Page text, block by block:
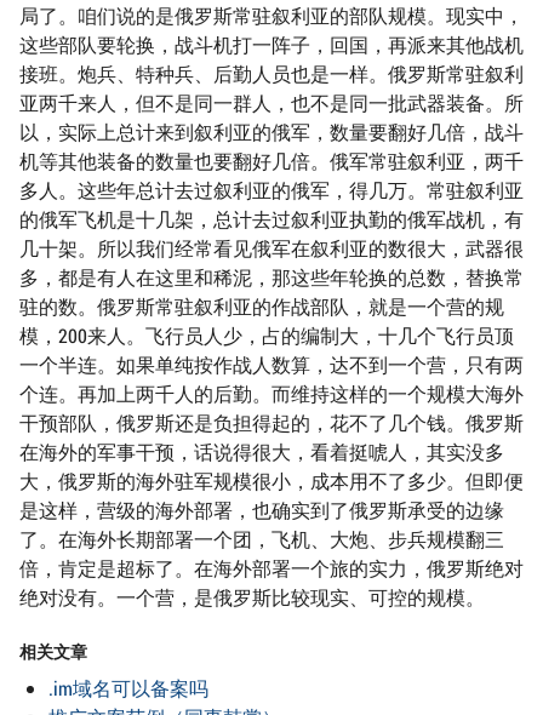
局了。咱们说的是俄罗斯常驻叙利亚的部队规模。现实中，
这些部队要轮换，战斗机打一阵子，回国，再派来其他战机
接班。炮兵、特种兵、后勤人员也是一样。俄罗斯常驻叙利
亚两千来人，但不是同一群人，也不是同一批武器装备。所
以，实际上总计来到叙利亚的俄军，数量要翻好几倍，战斗
机等其他装备的数量也要翻好几倍。俄军常驻叙利亚，两千
多人。这些年总计去过叙利亚的俄军，得几万。常驻叙利亚
的俄军飞机是十几架，总计去过叙利亚执勤的俄军战机，有
几十架。所以我们经常看见俄军在叙利亚的数很大，武器很
多，都是有人在这里和稀泥，那这些年轮换的总数，替换常
驻的数。俄罗斯常驻叙利亚的作战部队，就是一个营的规
模，200来人。飞行员人少，占的编制大，十几个飞行员顶
一个半连。如果单纯按作战人数算，达不到一个营，只有两
个连。再加上两千人的后勤。而维持这样的一个规模大海外
干预部队，俄罗斯还是负担得起的，花不了几个钱。俄罗斯
在海外的军事干预，话说得很大，看着挺唬人，其实没多
大，俄罗斯的海外驻军规模很小，成本用不了多少。但即便
是这样，营级的海外部署，也确实到了俄罗斯承受的边缘
了。在海外长期部署一个团，飞机、大炮、步兵规模翻三
倍，肯定是超标了。在海外部署一个旅的实力，俄罗斯绝对
绝对没有。一个营，是俄罗斯比较现实、可控的规模。
相关文章
.im域名可以备案吗